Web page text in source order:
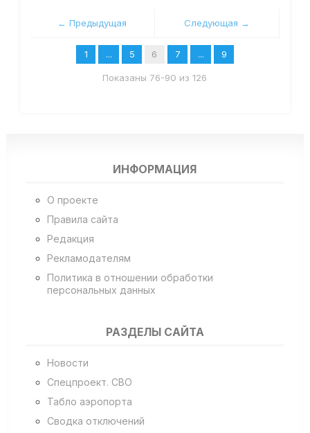
← Предыдущая Следующая →
1 ... 5 6 7 ... 9
Показаны 76-90 из 126
ИНФОРМАЦИЯ
О проекте
Правила сайта
Редакция
Рекламодателям
Политика в отношении обработки
персональных данных
РАЗДЕЛЫ САЙТА
Новости
Спецпроект. СВО
Табло аэропорта
Сводка отключений